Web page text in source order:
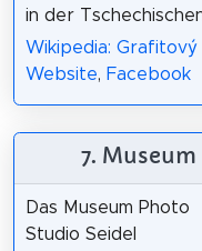
in der
Wikipedia: Grafitový
Website, Facebook
7.
Das Museum Photo
Studio Seidel